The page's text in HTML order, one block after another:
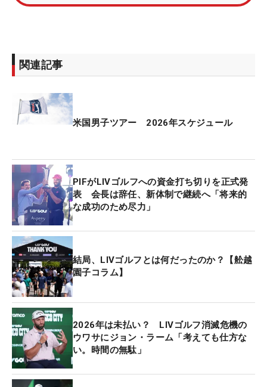
いとなっていた罰金を支払ってメンバー資格を復帰
必要があり、今年は5試合への出場が条件となって
いるという。
一方で、同大会で優勝した場合でも、通常のDPワー
ルドツアーメンバーのようにPGAツアー2年間の出
ツアーメンバー資格は得られない」と伝えている。
ラームは2024年2月のLIVゴルフ・マヤコバ大会出
場以降、PGAツアーの出場停止処分を受けている。
2023年12月にLIVゴルフ移籍を決断し、契約金は3
億ドル（約474億円）とも報じられている。（文・
武川玲子＝米国在住）
関連記事
米国男子ツアー 2026年スケジュール
PIFがLIVゴルフへの資金打ち切りを正式発
表 会長は辞任、新体制で継続へ「将来的
な成功のため尽力」
結局、LIVゴルフとは何だったのか？【舩越
園子コラム】
2026年は未払い？ LIVゴルフ消滅危機の
ウワサにジョン・ラーム「考えても仕方な
い。時間の無駄」